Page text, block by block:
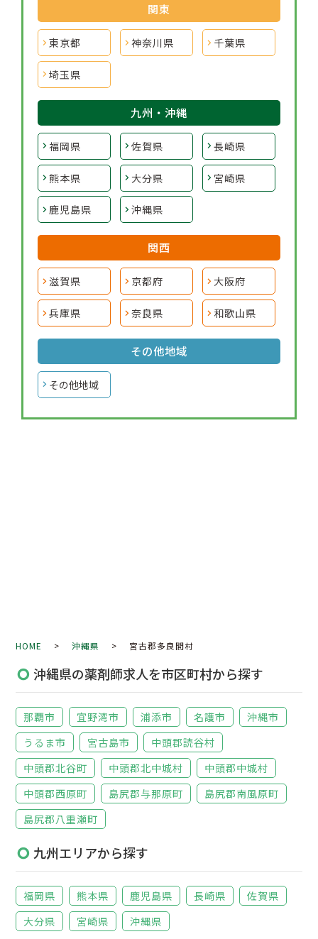
関東
東京都 神奈川県 千葉県
埼玉県
九州・沖縄
福岡県 佐賀県 長崎県
熊本県 大分県 宮崎県
鹿児島県 沖縄県
関西
滋賀県 京都府 大阪府
兵庫県 奈良県 和歌山県
その他地域
その他地域
HOME >沖縄県 > 宮古郡多良間村
沖縄県の薬剤師求人を市区町村から探す
那覇市 宜野湾市 浦添市 名護市
沖縄市
うるま市
宮古島市
中頭郡読谷村
中頭郡北谷町
中頭郡北中城村
中頭郡中城村
中頭郡西原町
島尻郡与那原町
島尻郡南風原町
島尻郡八重瀬町
九州エリアから探す
福岡県 熊本県 鹿児島県 長崎県
佐賀県
大分県
宮崎県 沖縄県